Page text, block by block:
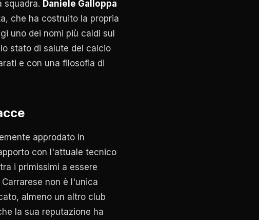
squadra. Daniele Galloppa
che ha costruito la propria
uno dei nomi più caldi sul
stato di salute del calcio
e con una filosofia di
approdato in
con l'attuale tecnico
i primissimi a essere
non è l'unica
almeno un altro club
la sua reputazione ha